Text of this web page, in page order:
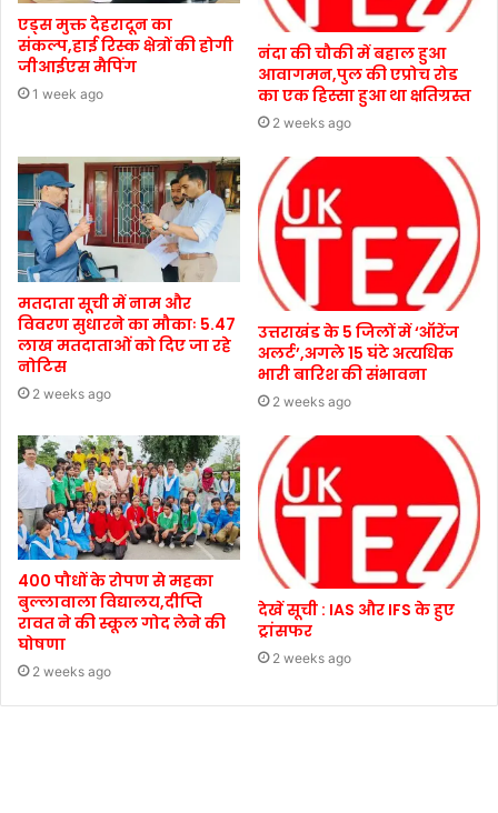
एड्स मुक्त देहरादून का
संकल्प,हाई रिस्क क्षेत्रों की होगी
जीआईएस मैपिंग
1 week ago
नंदा की चौकी में बहाल हुआ
आवागमन,पुल की एप्रोच रोड
का एक हिस्सा हुआ था क्षतिग्रस्त
2 weeks ago
मतदाता सूची में नाम और
विवरण सुधारने का मौकाः 5.47
लाख मतदाताओं को दिए जा रहे
नोटिस
2 weeks ago
उत्तराखंड के 5 जिलों में ‘ऑरेंज
अलर्ट’,अगले 15 घंटे अत्यधिक
भारी बारिश की संभावना
2 weeks ago
400 पौधों के रोपण से महका
बुल्लावाला विद्यालय,दीप्ति
रावत ने की स्कूल गोद लेने की
घोषणा
2 weeks ago
देखें सूची : IAS और IFS के हुए
ट्रांसफर
2 weeks ago